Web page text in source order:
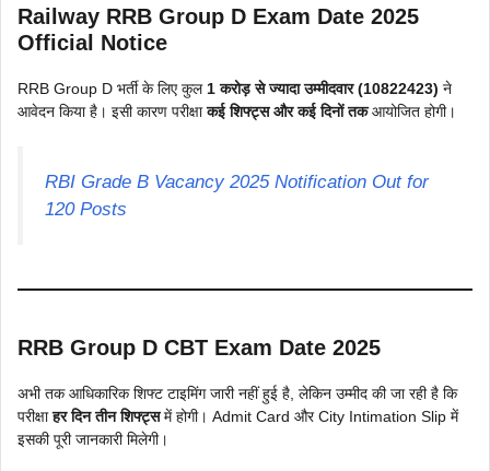
Railway RRB Group D Exam Date 2025
Official Notice
RRB Group D भर्ती के लिए कुल 1 करोड़ से ज्यादा उम्मीदवार (10822423) ने
आवेदन किया है। इसी कारण परीक्षाकई शिफ्ट्स और कई दिनों तकआयोजित होगी।
RBI Grade B Vacancy 2025 Notification Out for
120 Posts
RRB Group D CBT Exam Date 2025
अभी तक आधिकारिक शिफ्ट टाइमिंग जारी नहीं हुई है, लेकिन उम्मीद की जा रही है कि
परीक्षाहर दिन तीन शिफ्ट्समें होगी। Admit Card और City Intimation Slip में
इसकी पूरी जानकारी मिलेगी।